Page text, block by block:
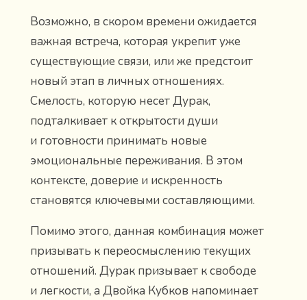
Возможно, в скором времени ожидается
важная встреча, которая укрепит уже
существующие связи, или же предстоит
новый этап в личных отношениях.
Смелость, которую несет Дурак,
подталкивает к открытости души
и готовности принимать новые
эмоциональные переживания. В этом
контексте, доверие и искренность
становятся ключевыми составляющими.
Помимо этого, данная комбинация может
призывать к переосмыслению текущих
отношений. Дурак призывает к свободе
и легкости, а Двойка Кубков напоминает